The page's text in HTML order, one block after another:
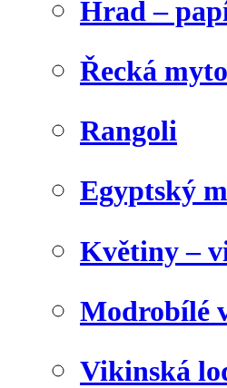
Hrad –
Řecká
Rangoli
Egyptský
Květiny –
Modrobílé
Vikinská